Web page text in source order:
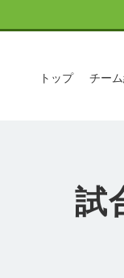
トップ チー
試